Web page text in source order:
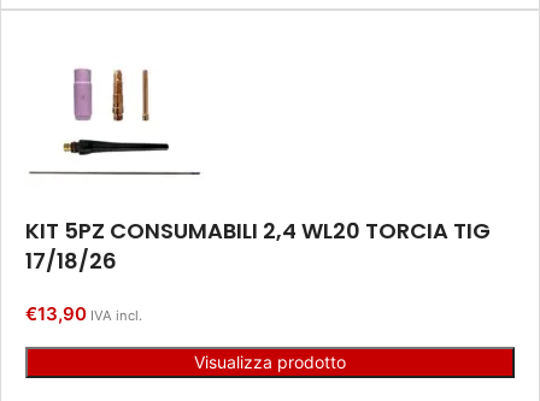
KIT 5PZ CONSUMABILI 2,4 WL20 TORCIA TIG
17/18/26
€13,90 IVA incl.
Visualizza prodotto